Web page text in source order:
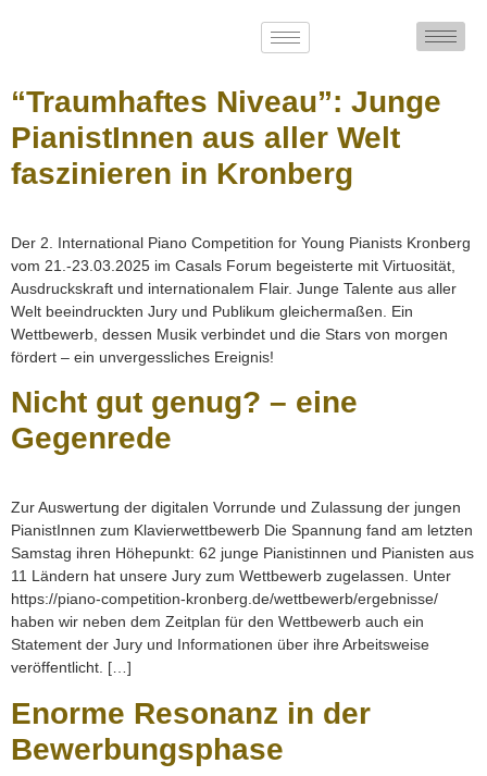
“Traumhaftes Niveau”: Junge
PianistInnen aus aller Welt
faszinieren in Kronberg
Der 2. International Piano Competition for Young Pianists Kronberg
vom 21.-23.03.2025 im Casals Forum begeisterte mit Virtuosität,
Ausdruckskraft und internationalem Flair. Junge Talente aus aller
Welt beeindruckten Jury und Publikum gleichermaßen. Ein
Wettbewerb, dessen Musik verbindet und die Stars von morgen
fördert – ein unvergessliches Ereignis!
Nicht gut genug? – eine
Gegenrede
Zur Auswertung der digitalen Vorrunde und Zulassung der jungen
PianistInnen zum Klavierwettbewerb Die Spannung fand am letzten
Samstag ihren Höhepunkt: 62 junge Pianistinnen und Pianisten aus
11 Ländern hat unsere Jury zum Wettbewerb zugelassen. Unter
https://piano-competition-kronberg.de/wettbewerb/ergebnisse/
haben wir neben dem Zeitplan für den Wettbewerb auch ein
Statement der Jury und Informationen über ihre Arbeitsweise
veröffentlicht. […]
Enorme Resonanz in der
Bewerbungsphase